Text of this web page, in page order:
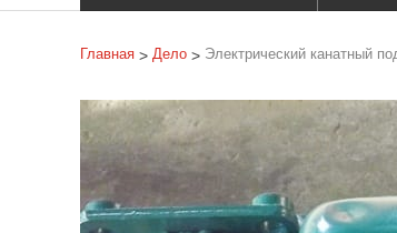
Главная > Дело > Электрический канатный